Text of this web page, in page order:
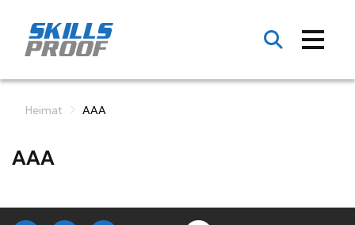
Heimat AAA
AAA